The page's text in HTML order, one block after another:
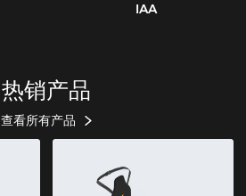
IAA
热销产品
查看所有产品